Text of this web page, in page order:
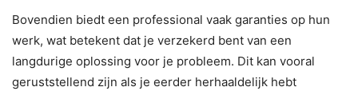
Bovendien biedt een professional vaak garanties op hun
werk, wat betekent dat je verzekerd bent van een
langdurige oplossing voor je probleem. Dit kan vooral
geruststellend zijn als je eerder herhaaldelijk hebt